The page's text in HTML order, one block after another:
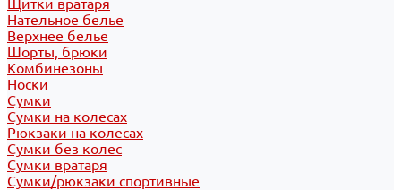
Щитки вратаря
Нательное белье
Верхнее белье
Шорты, брюки
Комбинезоны
Носки
Сумки
Сумки на колесах
Рюкзаки на колесах
Сумки без колес
Сумки вратаря
Сумки/рюкзаки спортивные